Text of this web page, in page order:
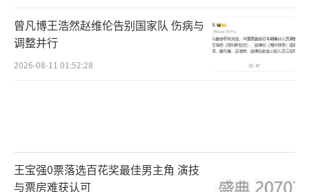
曾凡博王浩然赵维伦告别国家队 伤病与
调整并行
2026-08-11 01:52:28
王宝强0票落选百花奖最佳男主角 演技
与票房难获认可